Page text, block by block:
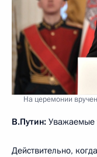
На церемонии
В.Путин: Уважаемые
Действительно,